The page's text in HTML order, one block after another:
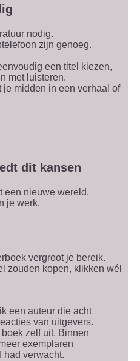
nodig.
zijn genoeg.
een titel kiezen,
met luisteren.
je midden in een verhaal of
dit kansen
een nieuwe wereld.
je werk.
vergroot je bereik.
zouden kopen, klikken wél
een auteur die acht
van uitgevers.
zelf uit. Binnen
exemplaren
had verwacht.